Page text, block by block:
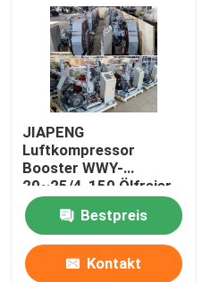
Kontakt
Referenzen
PSA-Gasgenerator
Psa-Sauerstoff-Generator
Psa-Stickstoff-Generator
JIAPENG
Luftkompressor
Booster WWY-
20~25/4-150 Ölfreier
Ladegerät zur
Sauerstofffüllung
Bestpreis
Kontakt